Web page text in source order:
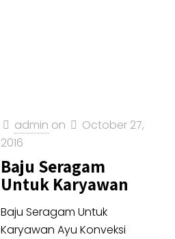
admin on
October 27,
2016
Baju Seragam
Untuk Karyawan
Baju Seragam Untuk
Karyawan Ayu Konveksi